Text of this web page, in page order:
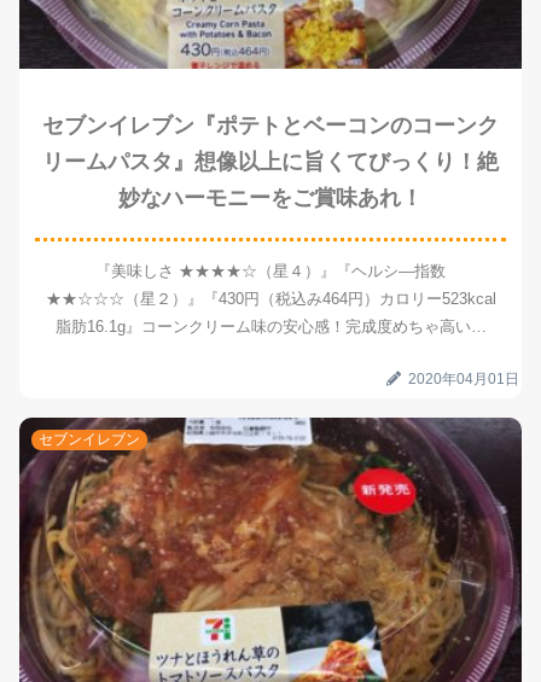
セブンイレブン『ポテトとベーコンのコーンク
リームパスタ』想像以上に旨くてびっくり！絶
妙なハーモニーをご賞味あれ！
『美味しさ ★★★★☆（星４）』『ヘルシ―指数
★★☆☆☆（星２）』『430円（税込み464円）カロリー523kcal
脂肪16.1g』コーンクリーム味の安心感！完成度めちゃ高い商
2020年04月01日
セブンイレブン